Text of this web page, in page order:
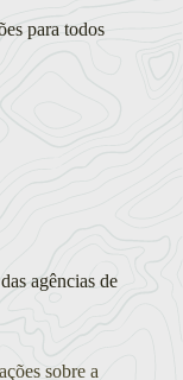
para todos
agências de
sobre a